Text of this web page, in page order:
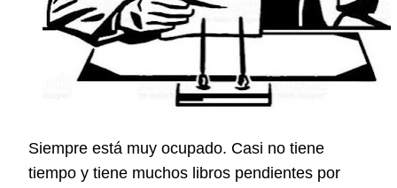
Siempre está muy ocupado. Casi no tiene
tiempo y tiene muchos libros pendientes por